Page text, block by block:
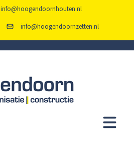
info@hoogendoornhouten.nl
info@hoogendoornzetten.nl